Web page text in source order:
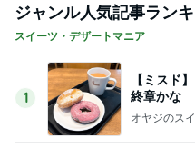
1
終章かな
オヤジのス
2
プレミア
ー
ひとりでも